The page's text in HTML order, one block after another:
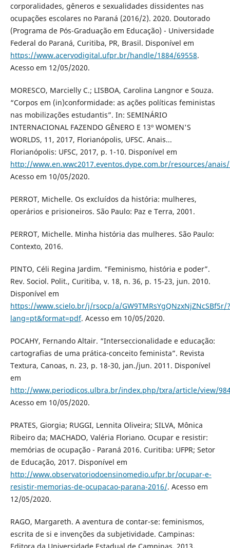
corporalidades, gêneros e sexualidades dissidentes nas
ocupações escolares no Paraná (2016/2). 2020. Doutorado
(Programa de Pós-Graduação em Educação) - Universidade
Federal do Paraná, Curitiba, PR, Brasil. Disponível em
https://www.acervodigital.ufpr.br/handle/1884/69558.
Acesso em 12/05/2020.
MORESCO, Marcielly C.; LISBOA, Carolina Langnor e Souza.
“Corpos em (in)conformidade: as ações políticas feministas
nas mobilizações estudantis”. In: SEMINÁRIO
INTERNACIONAL FAZENDO GÊNERO E 13º WOMEN'S
WORLDS, 11, 2017, Florianópolis, UFSC. Anais...
Florianópolis: UFSC, 2017, p. 1-10. Disponível em
http://www.en.wwc2017.eventos.dype.com.br/resources/anais/
Acesso em 10/05/2020.
PERROT, Michelle. Os excluídos da história: mulheres,
operários e prisioneiros. São Paulo: Paz e Terra, 2001.
PERROT, Michelle. Minha história das mulheres. São Paulo:
Contexto, 2016.
PINTO, Céli Regina Jardim. “Feminismo, história e poder”.
Rev. Sociol. Polit., Curitiba, v. 18, n. 36, p. 15-23, jun. 2010.
Disponível em
https://www.scielo.br/j/rsocp/a/GW9TMRsYgQNzxNjZNcSBf5r/?
lang=pt&format=pdf. Acesso em 10/05/2020.
POCAHY, Fernando Altair. “Interseccionalidade e educação:
cartografias de uma prática-conceito feminista”. Revista
Textura, Canoas, n. 23, p. 18-30, jan./jun. 2011. Disponível
em
http://www.periodicos.ulbra.br/index.php/txra/article/view/
Acesso em 10/05/2020.
PRATES, Giorgia; RUGGI, Lennita Oliveira; SILVA, Mônica
Ribeiro da; MACHADO, Valéria Floriano. Ocupar e resistir:
memórias de ocupação - Paraná 2016. Curitiba: UFPR; Setor
de Educação, 2017. Disponível em
http://www.observatoriodoensinomedio.ufpr.br/ocupar-e-
resistir-memorias-de-ocupacao-parana-2016/. Acesso em
12/05/2020.
RAGO, Margareth. A aventura de contar-se: feminismos,
escrita de si e invenções da subjetividade. Campinas: